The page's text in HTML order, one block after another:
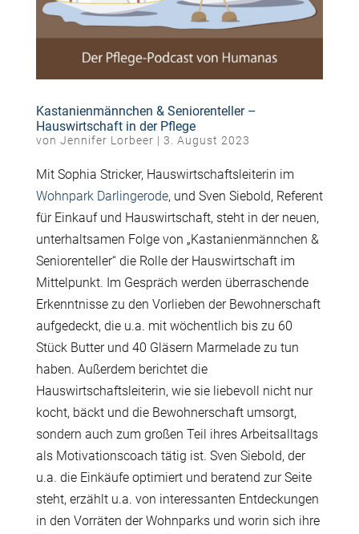
Kastanienmännchen & Seniorenteller –
Hauswirtschaft in der Pflege
von Jennifer Lorbeer | 3. August 2023
Mit Sophia Stricker, Hauswirtschaftsleiterin im
Wohnpark Darlingerode, und Sven Siebold, Referent
für Einkauf und Hauswirtschaft, steht in der neuen,
unterhaltsamen Folge von „Kastanienmännchen &
Seniorenteller“ die Rolle der Hauswirtschaft im
Mittelpunkt. Im Gespräch werden überraschende
Erkenntnisse zu den Vorlieben der Bewohnerschaft
aufgedeckt, die u.a. mit wöchentlich bis zu 60
Stück Butter und 40 Gläsern Marmelade zu tun
haben. Außerdem berichtet die
Hauswirtschaftsleiterin, wie sie liebevoll nicht nur
kocht, bäckt und die Bewohnerschaft umsorgt,
sondern auch zum großen Teil ihres Arbeitsalltags
als Motivationscoach tätig ist. Sven Siebold, der
u.a. die Einkäufe optimiert und beratend zur Seite
steht, erzählt u.a. von interessanten Entdeckungen
in den Vorräten der Wohnparks und worin sich ihre